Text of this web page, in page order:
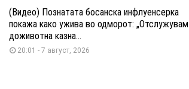
(Видео) Познатата босанска инфлуенсерка
покажа како ужива во одморот: „Отслужувам
доживотна казна...
20:01 - 7 август, 2026